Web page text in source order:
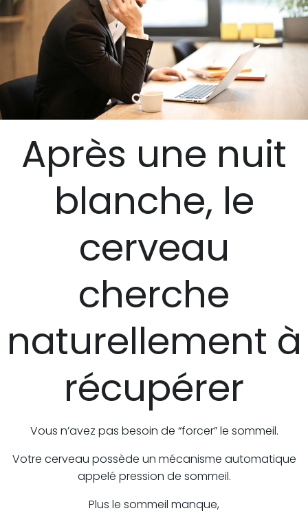
Après une nuit
blanche, le
cerveau
cherche
naturellement à
récupérer
Vous n’avez pas besoin de “forcer” le sommeil.
Votre cerveau possède un mécanisme automatique
appelé pression de sommeil.
Plus le sommeil manque,